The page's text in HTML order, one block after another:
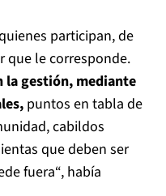
participan, de
que le corresponde.
la gestión, mediante
puntos en tabla de
cabildos
que deben ser
fuera“, había